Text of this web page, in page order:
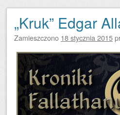
„Kruk” Edgar
Zamieszczono 18 stycznia 2015